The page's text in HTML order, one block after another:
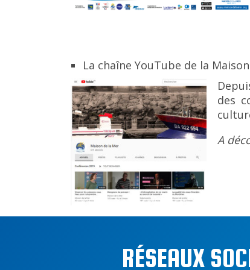
La chaîne YouTube de la
des
A
RÉSEAUX